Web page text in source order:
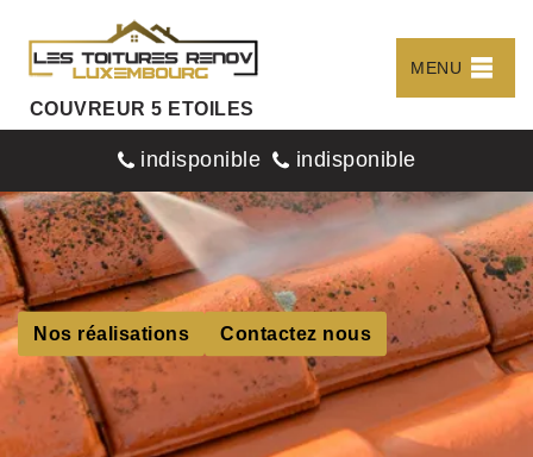
COUVREUR 5 ETOILES
MENU
indisponible indisponible
Nos réalisations Contactez nous